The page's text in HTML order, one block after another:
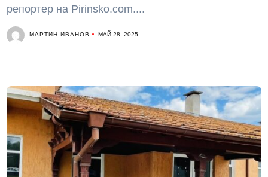
репортер на Pirinsko.com....
МАРТИН ИВАНОВ МАЙ 28, 2025